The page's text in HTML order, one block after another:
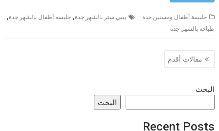
جليسة أطفال ومسنين جدة بيبي ستر بالشهر جدة,جليسه أطفال بالشهر جدة,
طباخه بالشهر جده
تصفّح
المقالات
مقالات أقدم
البحث
البحث
Recent Posts